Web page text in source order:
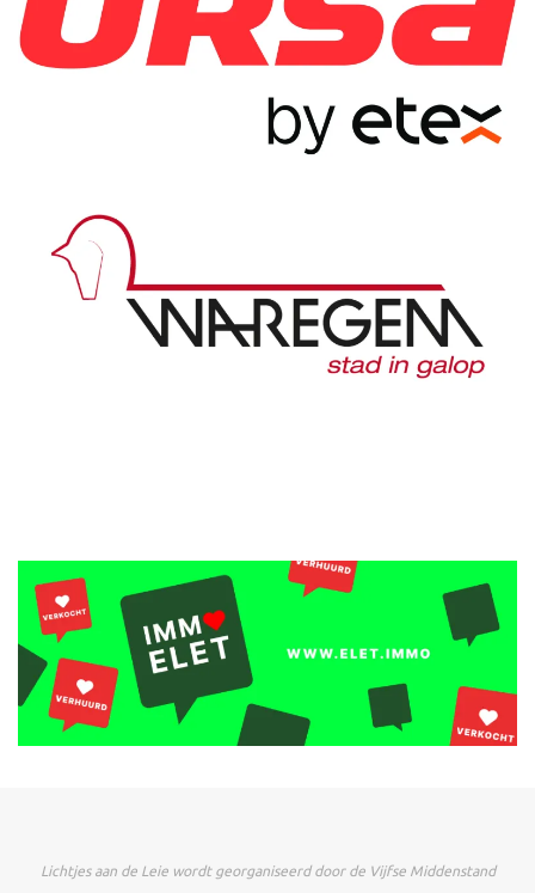
Lichtjes aan de Leie wordt georganiseerd door de Vijfse Middenstand